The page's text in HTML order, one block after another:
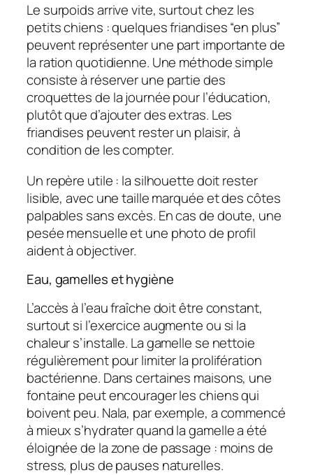
Le surpoids arrive vite, surtout chez les
petits chiens : quelques friandises “en plus”
peuvent représenter une part importante de
la ration quotidienne. Une méthode simple
consiste à réserver une partie des
croquettes de la journée pour l’éducation,
plutôt que d’ajouter des extras. Les
friandises peuvent rester un plaisir, à
condition de les compter.
Un repère utile : la silhouette doit rester
lisible, avec une taille marquée et des côtes
palpables sans excès. En cas de doute, une
pesée mensuelle et une photo de profil
aident à objectiver.
Eau, gamelles et hygiène
L’accès à l’eau fraîche doit être constant,
surtout si l’exercice augmente ou si la
chaleur s’installe. La gamelle se nettoie
régulièrement pour limiter la prolifération
bactérienne. Dans certaines maisons, une
fontaine peut encourager les chiens qui
boivent peu. Nala, par exemple, a commencé
à mieux s’hydrater quand la gamelle a été
éloignée de la zone de passage : moins de
stress, plus de pauses naturelles.